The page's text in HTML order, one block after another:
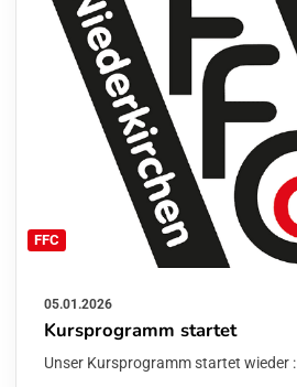
FFC
05.01.2026
Kursprogramm startet
Unser Kursprogramm startet wieder :